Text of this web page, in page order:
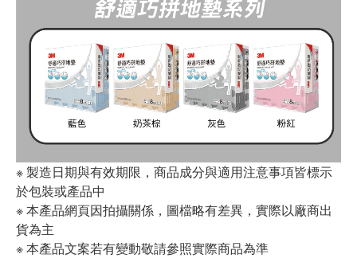
※ 製造日期與有效期限，商品成分與適用注意事項皆標示
於包裝或產品中
※ 本產品網頁因拍攝關係，圖檔略有差異，實際以廠商出
貨為主
※ 本產品文案若有變動敬請參照實際商品為準